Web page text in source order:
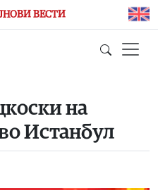
ВЕСТИ
на
Истанбул